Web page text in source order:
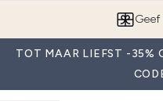
TOT MAAR LIEFST -35%